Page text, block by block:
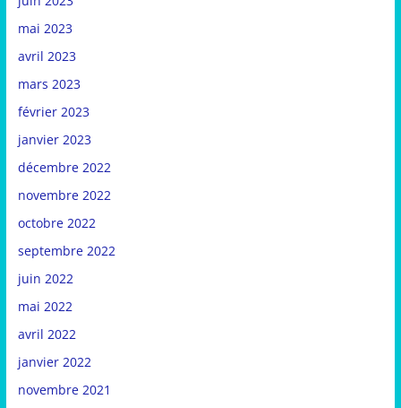
mai 2023
avril 2023
mars 2023
février 2023
janvier 2023
décembre 2022
novembre 2022
octobre 2022
septembre 2022
juin 2022
mai 2022
avril 2022
janvier 2022
novembre 2021